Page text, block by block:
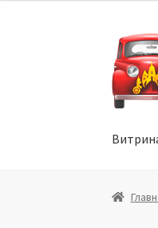
к
к
Главная